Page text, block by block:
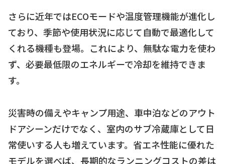
さらに近年ではECOモードや温度管理機能が進化し
ており、季節や使用状況に応じて自動で最適化して
くれる機種も登場。これにより、無駄な電力を使わ
ず、必要最低限のエネルギーで冷却を維持できま
す。
災害時の備えやキャンプ用途、車中泊などのアウト
ドアシーンだけでなく、室内のサブ冷蔵庫として日
常使いする人も増えています。省エネ性能に優れた
モデルを選べば、長期的なランニングコストの差は